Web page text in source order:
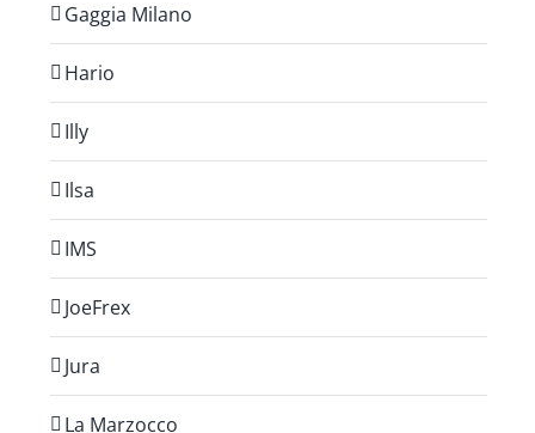
Gaggia Milano
Hario
Illy
Ilsa
IMS
JoeFrex
Jura
La Marzocco